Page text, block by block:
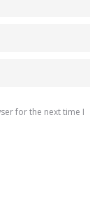
for the next time I